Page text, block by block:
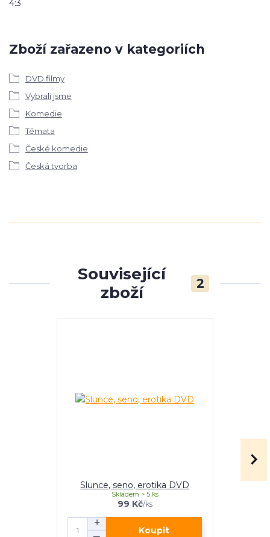
4:3
Zboží zařazeno v kategoriích
DVD filmy
Vybrali jsme
Komedie
Témata
České komedie
Česká tvorba
Související
zboží
2
Slunce, seno, erotika DVD
99 Kč/ks
Skladem > 5 ks
Koupit